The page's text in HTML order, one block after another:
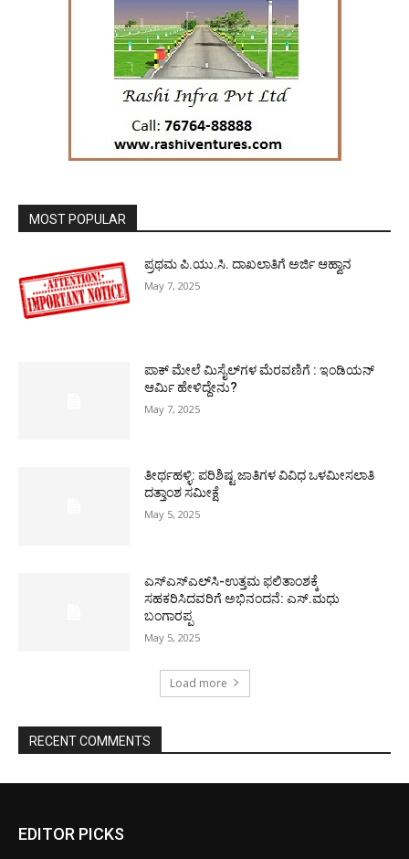
MOST POPULAR
ಪ್ರಥಮ ಪಿ.ಯು.ಸಿ. ದಾಖಲಾತಿಗೆ ಅರ್ಜಿ ಆಹ್ವಾನ
May 7, 2025
ಪಾಕ್​ ಮೇಲೆ ಮಿಸೈಲ್​ಗಳ ಮೆರವಣಿಗೆ : ಇಂಡಿಯನ್
ಆರ್ಮಿ ಹೇಳಿದ್ದೇನು?
May 7, 2025
ತೀರ್ಥಹಳ್ಳಿ: ಪರಿಶಿಷ್ಟ ಜಾತಿಗಳ ವಿವಿಧ ಒಳಮೀಸಲಾತಿ
ದತ್ತಾಂಶ ಸಮೀಕ್ಷೆ
May 5, 2025
ಎಸ್‌ಎಸ್‌ಎಲ್‌ಸಿ-ಉತ್ತಮ ಫಲಿತಾಂಶಕ್ಕೆ
ಸಹಕರಿಸಿದವರಿಗೆ ಅಭಿನಂದನೆ: ಎಸ್.ಮಧು
ಬಂಗಾರಪ್ಪ
May 5, 2025
Load more
RECENT COMMENTS
EDITOR PICKS